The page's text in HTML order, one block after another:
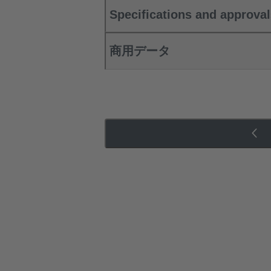
Specifications and
商用データ